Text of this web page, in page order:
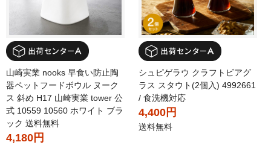
山崎実業 nooks 早食い防止陶
器ペットフードボウル ヌーク
ス 斜め H17 山崎実業 tower 公
式 10559 10560 ホワイト ブラ
ック 送料無料
4,180円
シュピゲラウ クラフトビアグ
ラス スタウト(2個入) 4992661
/ 食洗機対応
4,400円
送料無料